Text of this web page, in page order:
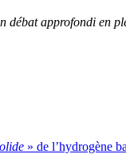
débat approfondi en
» de l’hydrogène